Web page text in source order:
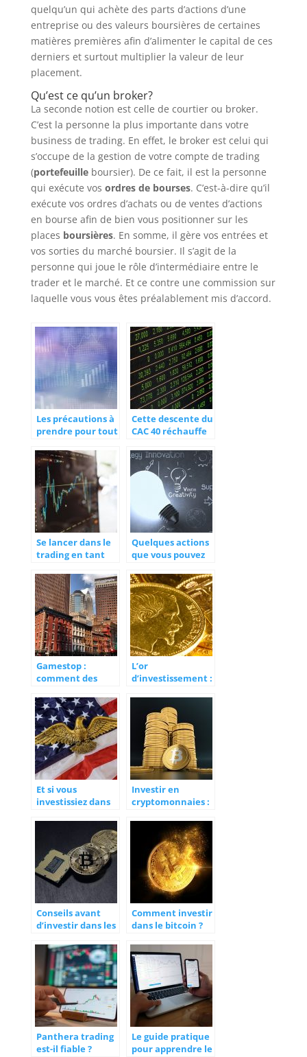
quelqu’un qui achète des parts d’actions d’une
entreprise ou des valeurs boursières de certaines
matières premières afin d’alimenter le capital de ces
derniers et surtout multiplier la valeur de leur
placement.
Qu’est ce qu’un broker?
La seconde notion est celle de courtier ou broker.
C’est la personne la plus importante dans votre
business de trading. En effet, le broker est celui qui
s’occupe de la gestion de votre compte de trading
(portefeuilleboursier). De ce fait, il est la personne
qui exécute vos ordres de bourses. C’est-à-dire qu’il
exécute vos ordres d’achats ou de ventes d’actions
en bourse afin de bien vous positionner sur les
places boursières. En somme, il gère vos entrées et
vos sorties du marché boursier. Il s’agit de la
personne qui joue le rôle d’intermédiaire entre le
trader et le marché. Et ce contre une commission sur
laquelle vous vous êtes préalablement mis d’accord.
Les précautions à
prendre pour tout
bourse
Cette descente du
CAC 40 réchauffe
en bourse
Se lancer dans le
trading en tant
que vous devez
savoir
Quelques actions
que vous pouvez
Gamestop :
comment des
fait flamber
l’action ?
L’or
d’investissement :
son portefeuille
Et si vous
investissiez dans
américaine,
l’Once American
Eagle ?
Investir en
cryptomonnaies :
Conseils avant
d’investir dans les
Comment investir
dans le bitcoin ?
débutants
Panthera trading
est-il fiable ?
Le guide pratique
pour apprendre le